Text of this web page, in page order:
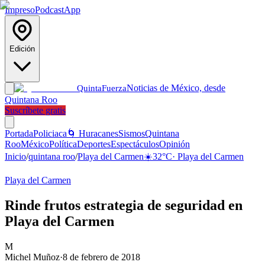
ImpresoPodcastApp
Edición
QuintaFuerzaNoticias de México, desde
Quintana Roo
Suscríbete gratis
PortadaPoliciaca 🌀 HuracanesSismosQuintana
RooMéxicoPolíticaDeportesEspectáculosOpinión
Inicio/quintana roo/Playa del Carmen☀️32°C· Playa del Carmen
Playa del Carmen
Rinde frutos estrategia de seguridad en
Playa del Carmen
M
Michel Muñoz·8 de febrero de 2018